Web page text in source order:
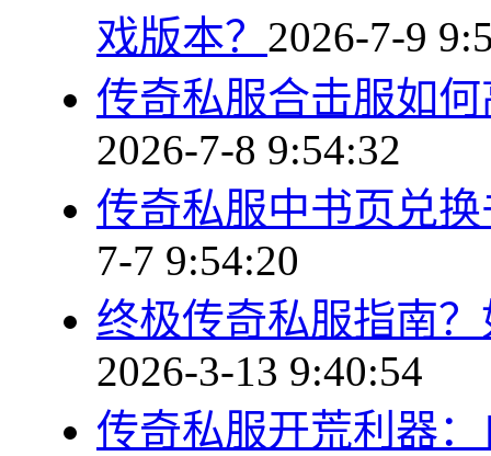
戏版本？ 2026-7-9
传奇私服合击服如
2026-7-8 9:54:32
传奇私服中书页兑
7-7 9:54:20
终极传奇私服指南
2026-3-13 9:40:54
传奇私服开荒利器